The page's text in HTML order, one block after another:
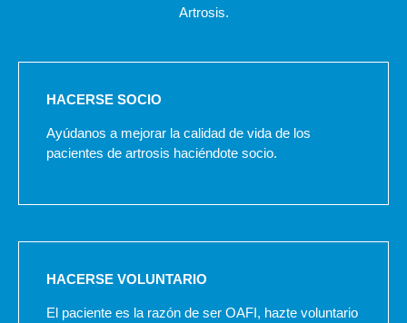
Artrosis.
HACERSE SOCIO
Ayúdanos a mejorar la calidad de vida de los
pacientes de artrosis haciéndote socio.
HACERSE VOLUNTARIO
El paciente es la razón de ser OAFI, hazte voluntario